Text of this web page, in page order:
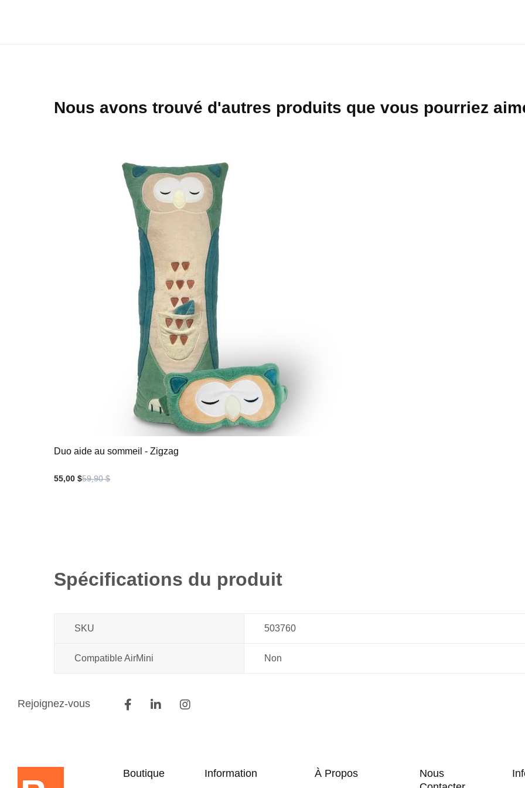
Galerie
Nous avons trouvé d'autres produits que vous pourriez
Duo aide au sommeil - Zigzag
55,00 $59,90 $
Spécifications du produit
SKU 503760
Compatible AirMini Non
Rejoignez-vous
Boutique Information À Propos
Nous